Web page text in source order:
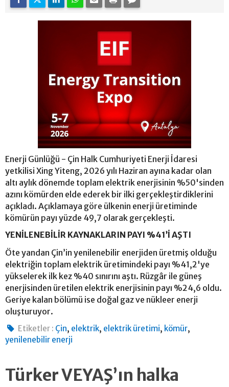
Enerji Günlüğü - Çin Halk Cumhuriyeti Enerji İdaresi
yetkilisi Xing Yiteng, 2026 yılı Haziran ayına kadar olan
altı aylık dönemde toplam elektrik enerjisinin %50'sinden
azını kömürden elde ederek bir ilki gerçekleştirdiklerini
açıkladı. Açıklamaya göre ülkenin enerji üretiminde
kömürün payı yüzde 49,7 olarak gerçekleşti.
YENİLENEBİLİR KAYNAKLARIN PAYI %41’İ AŞTI
Öte yandan Çin’in yenilenebilir enerjiden üretmiş olduğu
elektriğin toplam elektrik üretimindeki payı %41,2'ye
yükselerek ilk kez %40 sınırını aştı. Rüzgâr ile güneş
enerjisinden üretilen elektrik enerjisinin payı %24,6 oldu.
Geriye kalan bölümü ise doğal gaz ve nükleer enerji
oluşturuyor.
Etiketler : Çin, elektrik, elektrik üretimi, kömür,
yenilenebilir enerji
Türker VEYAŞ’ın halka